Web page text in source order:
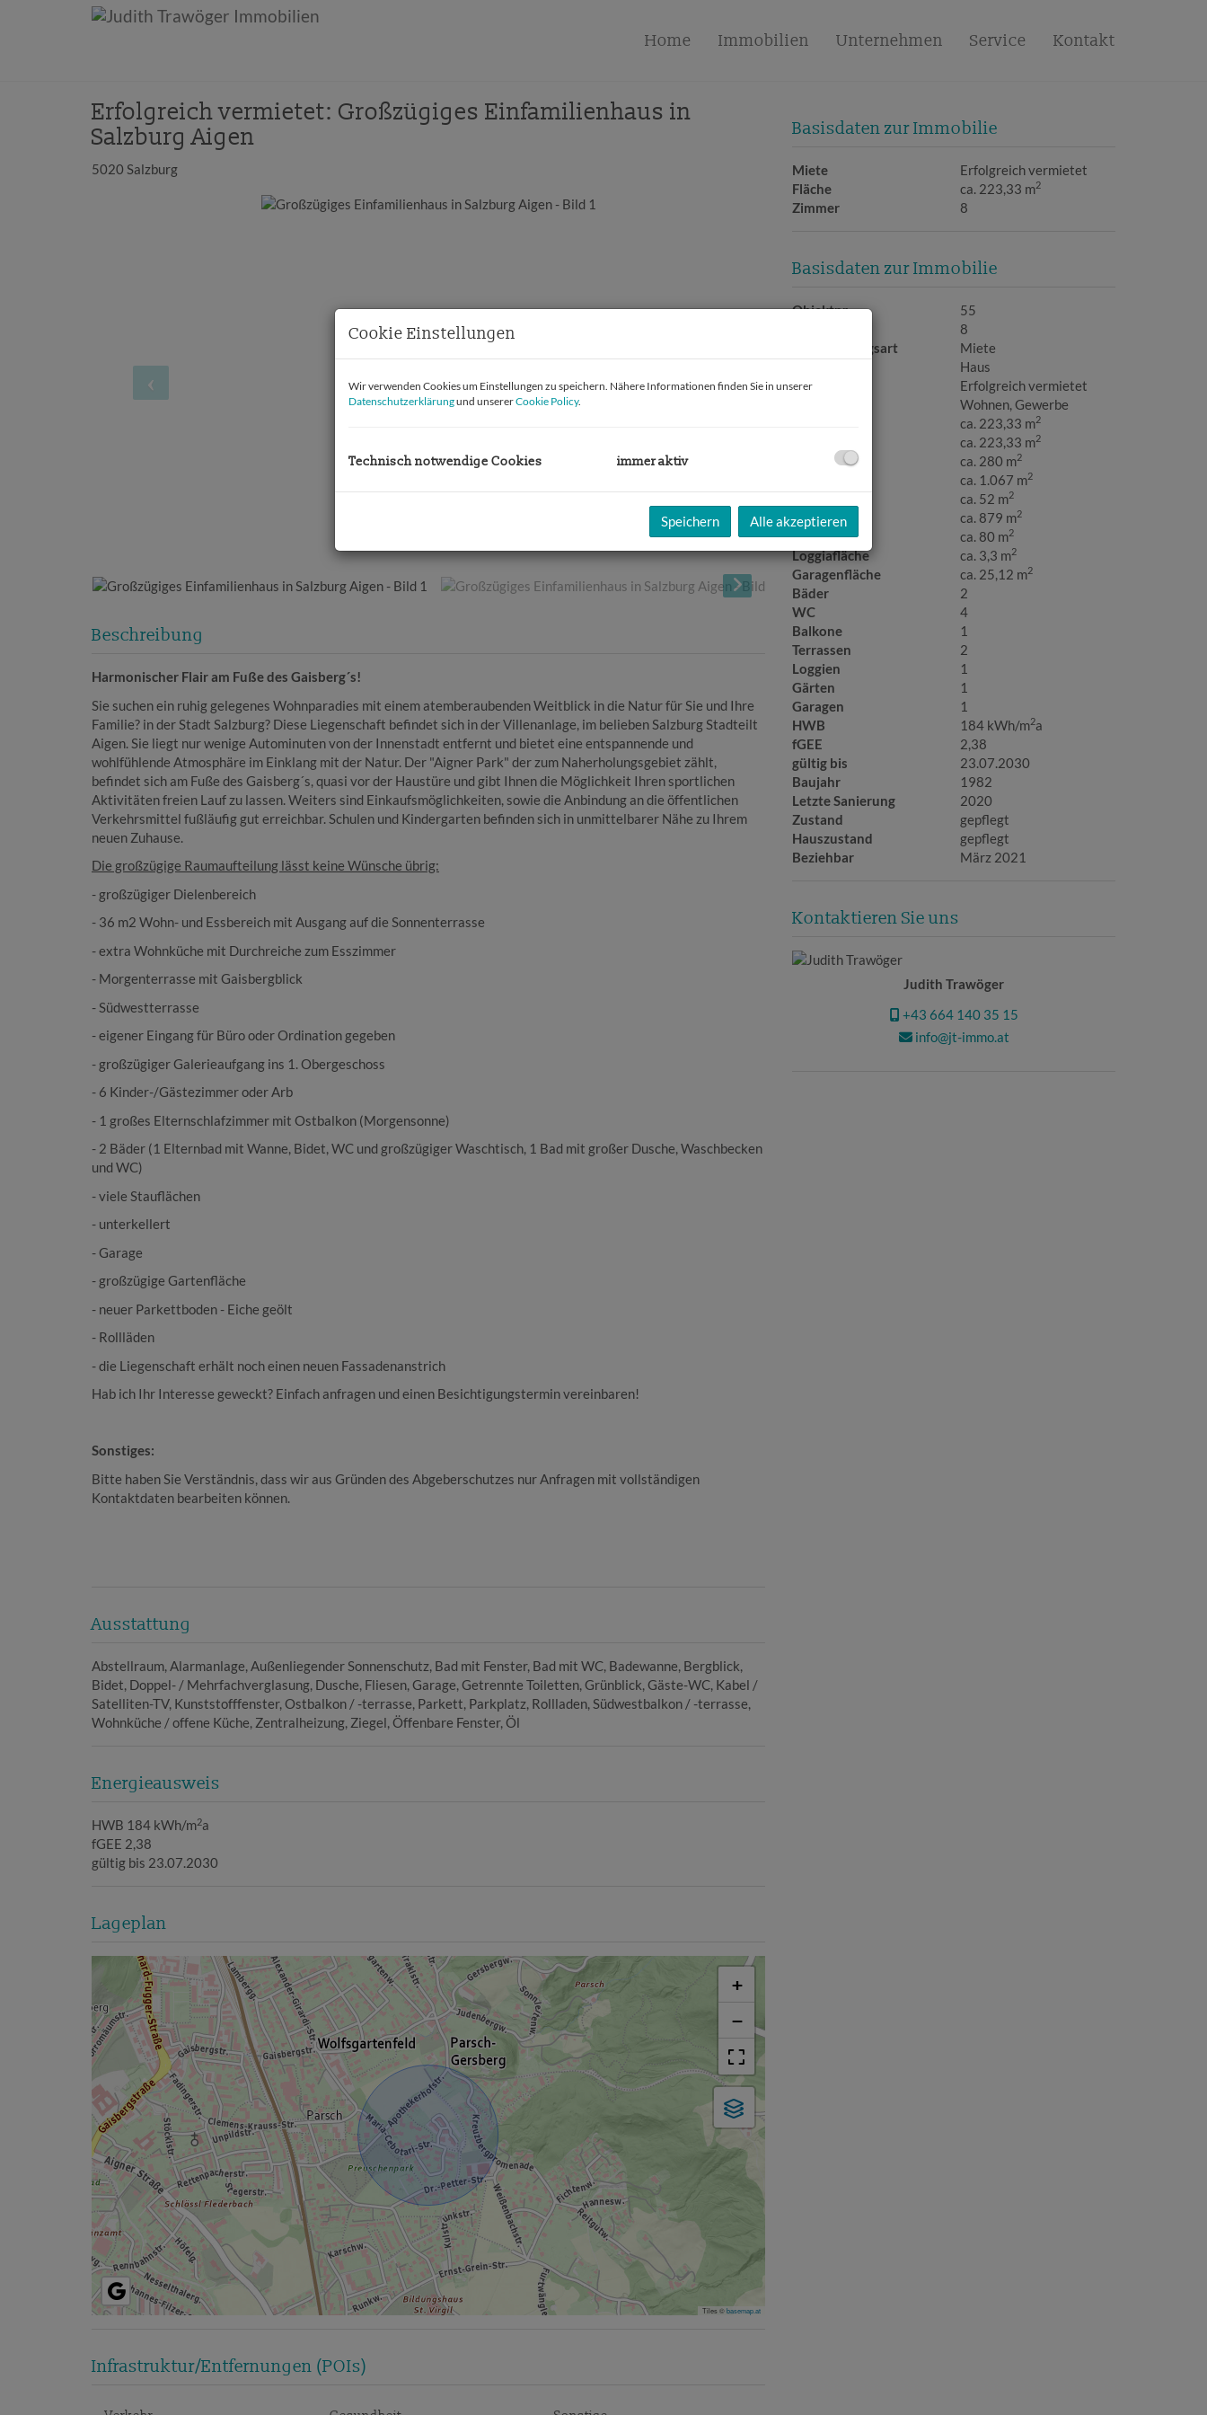
Home Immobilien Unternehmen Service Kontakt
Erfolgreich vermietet: Großzügiges Einfamilienhaus in
Salzburg Aigen
5020 Salzburg
Beschreibung
Harmonischer Flair am Fuße des Gaisberg´s!
Sie suchen ein ruhig gelegenes Wohnparadies mit einem atemberaubenden Weitblick in die Natur für Sie und Ihre
Familie? in der Stadt Salzburg? Diese Liegenschaft befindet sich in der Villenanlage, im belieben Salzburg Stadteilt
Aigen. Sie liegt nur wenige Autominuten von der Innenstadt entfernt und bietet eine entspannende und
wohlfühlende Atmosphäre im Einklang mit der Natur. Der "Aigner Park" der zum Naherholungsgebiet zählt,
befindet sich am Fuße des Gaisberg´s, quasi vor der Haustüre und gibt Ihnen die Möglichkeit Ihren sportlichen
Aktivitäten freien Lauf zu lassen. Weiters sind Einkaufsmöglichkeiten, sowie die Anbindung an die öffentlichen
Verkehrsmittel fußläufig gut erreichbar. Schulen und Kindergarten befinden sich in unmittelbarer Nähe zu Ihrem
neuen Zuhause.
Die großzügige Raumaufteilung lässt keine Wünsche übrig:
- großzügiger Dielenbereich
- 36 m2 Wohn- und Essbereich mit Ausgang auf die Sonnenterrasse
- extra Wohnküche mit Durchreiche zum Esszimmer
- Morgenterrasse mit Gaisbergblick
- Südwestterrasse
- eigener Eingang für Büro oder Ordination gegeben
- großzügiger Galerieaufgang ins 1. Obergeschoss
- 6 Kinder-/Gästezimmer oder Arb
- 1 großes Elternschlafzimmer mit Ostbalkon (Morgensonne)
- 2 Bäder (1 Elternbad mit Wanne, Bidet, WC und großzügiger Waschtisch, 1 Bad mit großer Dusche, Waschbecken
und WC)
- viele Stauflächen
- unterkellert
- Garage
- großzügige Gartenfläche
- neuer Parkettboden - Eiche geölt
- Rollläden
- die Liegenschaft erhält noch einen neuen Fassadenanstrich
Hab ich Ihr Interesse geweckt? Einfach anfragen und einen Besichtigungstermin vereinbaren!
Sonstiges:
Bitte haben Sie Verständnis, dass wir aus Gründen des Abgeberschutzes nur Anfragen mit vollständigen
Kontaktdaten bearbeiten können.
Ausstattung
Abstellraum Alarmanlage Außenliegender Sonnenschutz Bad mit Fenster Bad mit WC Badewanne Bergblick
Bidet Doppel- / Mehrfachverglasung Dusche Fliesen Garage Getrennte Toiletten Grünblick Gäste-WC Kabel /
Satelliten-TV Kunststofffenster Ostbalkon / -terrasse Parkett Parkplatz Rollladen Südwestbalkon / -terrasse
Wohnküche / offene Küche Zentralheizung Ziegel Öffenbare Fenster Öl
Energieausweis
HWB 184 kWh/m2a
fGEE 2,38
gültig bis 23.07.2030
Lageplan
+
−
Tiles ©basemap.at
Infrastruktur/Entfernungen (POIs)
Basisdaten zur Immobilie
Miete
Erfolgreich vermietet
Fläche
ca. 223,33 m2
Zimmer 8
Basisdaten zur Immobilie
Objektnr.
55
8
Vermarktungsart
Miete
Haus
Miete
Erfolgreich vermietet
Wohnen Gewerbe
ca. 223,33 m2
ca. 223,33 m2
Nutzfläche ca. 280 m2
ca. 1.067 m2
ca. 52 m2
Gartenfläche ca. 879 m2
Kellerfläche ca. 80 m2
Loggiafläche ca. 3,3 m2
Garagenfläche ca. 25,12 m2
Bäder
2
WC
4
Balkone
1
Terrassen
2
Loggien
1
Gärten
1
Garagen
1
HWB
184 kWh/m2a
fGEE
2,38
gültig bis
23.07.2030
Baujahr
1982
Letzte Sanierung
2020
Zustand
gepflegt
Hauszustand
gepflegt
Beziehbar
März 2021
Kontaktieren Sie uns
Judith Trawöger
+43 664 140 35 15
info@jt-immo.at
Cookie Einstellungen
Wir verwenden Cookies um Einstellungen zu speichern. Nähere Informationen finden Sie in unserer
Datenschutzerklärungund unsererCookie Policy.
Technisch notwendige Cookies immer aktiv
Speichern Alle akzeptieren